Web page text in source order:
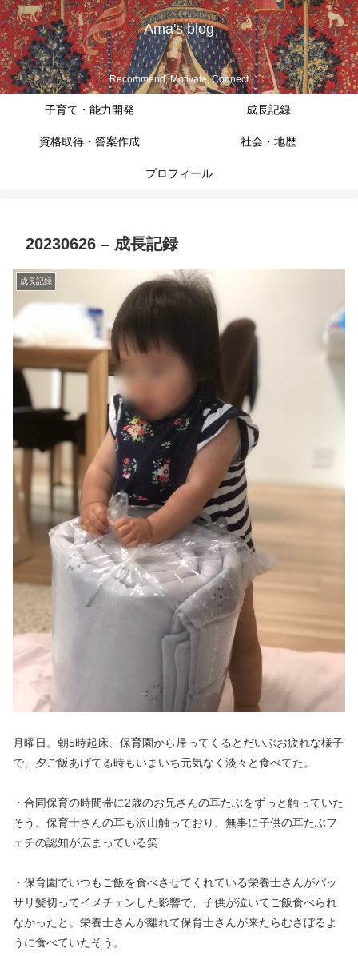
Ama's blog
Recommend, Motivate, Connect
子育て・能力開発 成長記録
資格取得・答案作成 社会・地歴
プロフィール
20230626 – 成長記録
成長記録
月曜日。朝5時起床、保育園から帰ってくるとだいぶお疲れな様子
で、夕ご飯あげてる時もいまいち元気なく淡々と食べてた。
・合同保育の時間帯に2歳のお兄さんの耳たぶをずっと触っていた
そう。保育士さんの耳も沢山触っており、無事に子供の耳たぶフ
ェチの認知が広まっている笑
・保育園でいつもご飯を食べさせてくれている栄養士さんがバッ
サリ髪切ってイメチェンした影響で、子供が泣いてご飯食べられ
なかったと。栄養士さんが離れて保育士さんが来たらむさぼるよ
うに食べていたそう。